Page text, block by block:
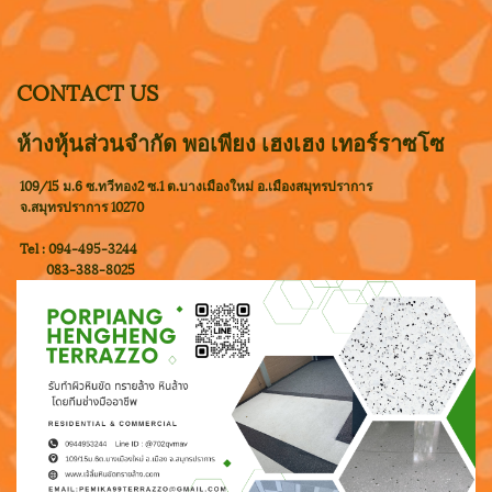
CONTACT US
ห้างหุ้นส่วนจำกัด พอเพียง เฮงเฮง เทอร์ราซโซ
109/15 ม.6 ซ.ทวีทอง2 ซ.1 ต.บางเมืองใหม่ อ.เมืองสมุทรปราการ
จ.สมุทรปราการ 10270
Tel : 094-495-3244
083-388-8025